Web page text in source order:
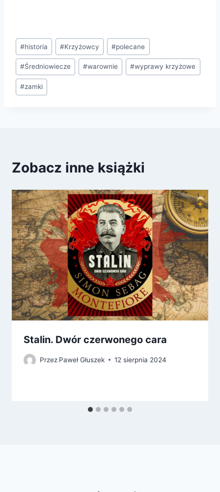
Tagi
wpisu:
#historia #Krzyżowcy #polecane
#Średniowiecze #warownie #wyprawy krzyżowe
#zamki
Zobacz inne książki
Stalin. Dwór czerwonego cara
Przez Paweł Głuszek 12 sierpnia 2024